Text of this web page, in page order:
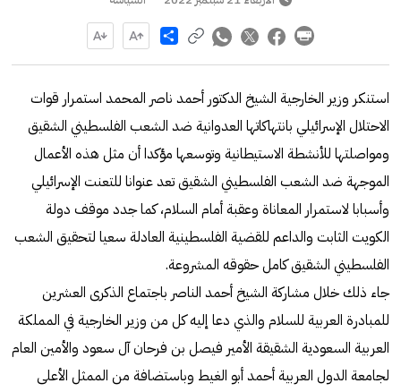
Share
استنكر وزير الخارجية الشيخ الدكتور أحمد ناصر المحمد استمرار قوات
الاحتلال الإسرائيلي بانتهاكاتها العدوانية ضد الشعب الفلسطيني الشقيق
ومواصلتها للأنشطة الاستيطانية وتوسعها مؤكدا أن مثل هذه الأعمال
الموجهة ضد الشعب الفلسطيني الشقيق تعد عنوانا للتعنت الإسرائيلي
وأسبابا لاستمرار المعاناة وعقبة أمام السلام، كما جدد موقف دولة
الكويت الثابت والداعم للقضية الفلسطينية العادلة سعيا لتحقيق الشعب
الفلسطيني الشقيق كامل حقوقه المشروعة.
جاء ذلك خلال مشاركة الشيخ أحمد الناصر باجتماع الذكرى العشرين
للمبادرة العربية للسلام والذي دعا إليه كل من وزير الخارجية في المملكة
العربية السعودية الشقيقة الأمير فيصل بن فرحان آل سعود والأمين العام
لجامعة الدول العربية أحمد أبو الغيط وباستضافة من الممثل الأعلى